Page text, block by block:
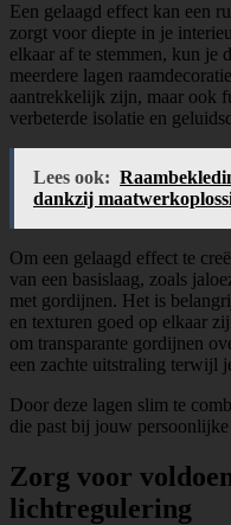
Een gelaagd effect kan een
zorgt voor diepte in je
elkaar af te stemmen, kun je
meerdere lagen
aantrekkelijk zijn, maar ook
verbeterde isolatie en
Lees ook:
dankzij
Om een gelaagd effect te
van een basislaag, zoals
met gordijnen. Het is
en texturen goed op elkaar
om transparante gordijnen
een zachte uitstraling terwijl
Door deze lagen slim te
die past bij jouw
Zorg voor
lichtregulering